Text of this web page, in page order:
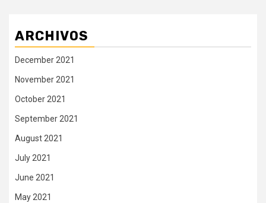
ARCHIVOS
December 2021
November 2021
October 2021
September 2021
August 2021
July 2021
June 2021
May 2021